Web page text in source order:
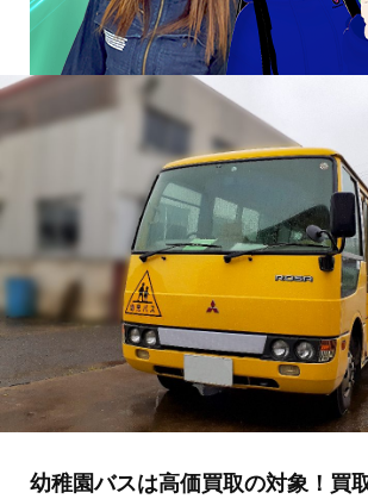
幼稚園バスは高価買取の対象！買